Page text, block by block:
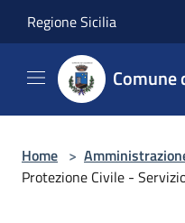
Regione Sicilia
Comune
Home >
Protezione Civile -